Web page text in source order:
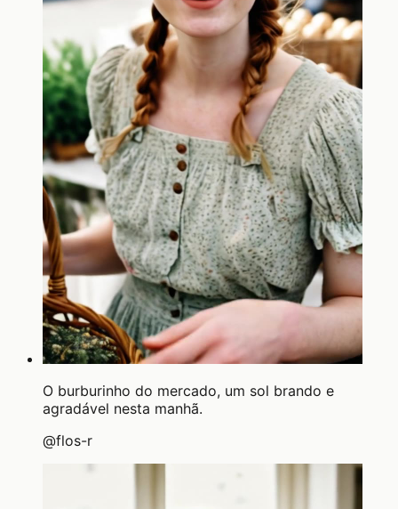
O burburinho do mercado, um sol brando e
agradável nesta manhã.
@flos-r